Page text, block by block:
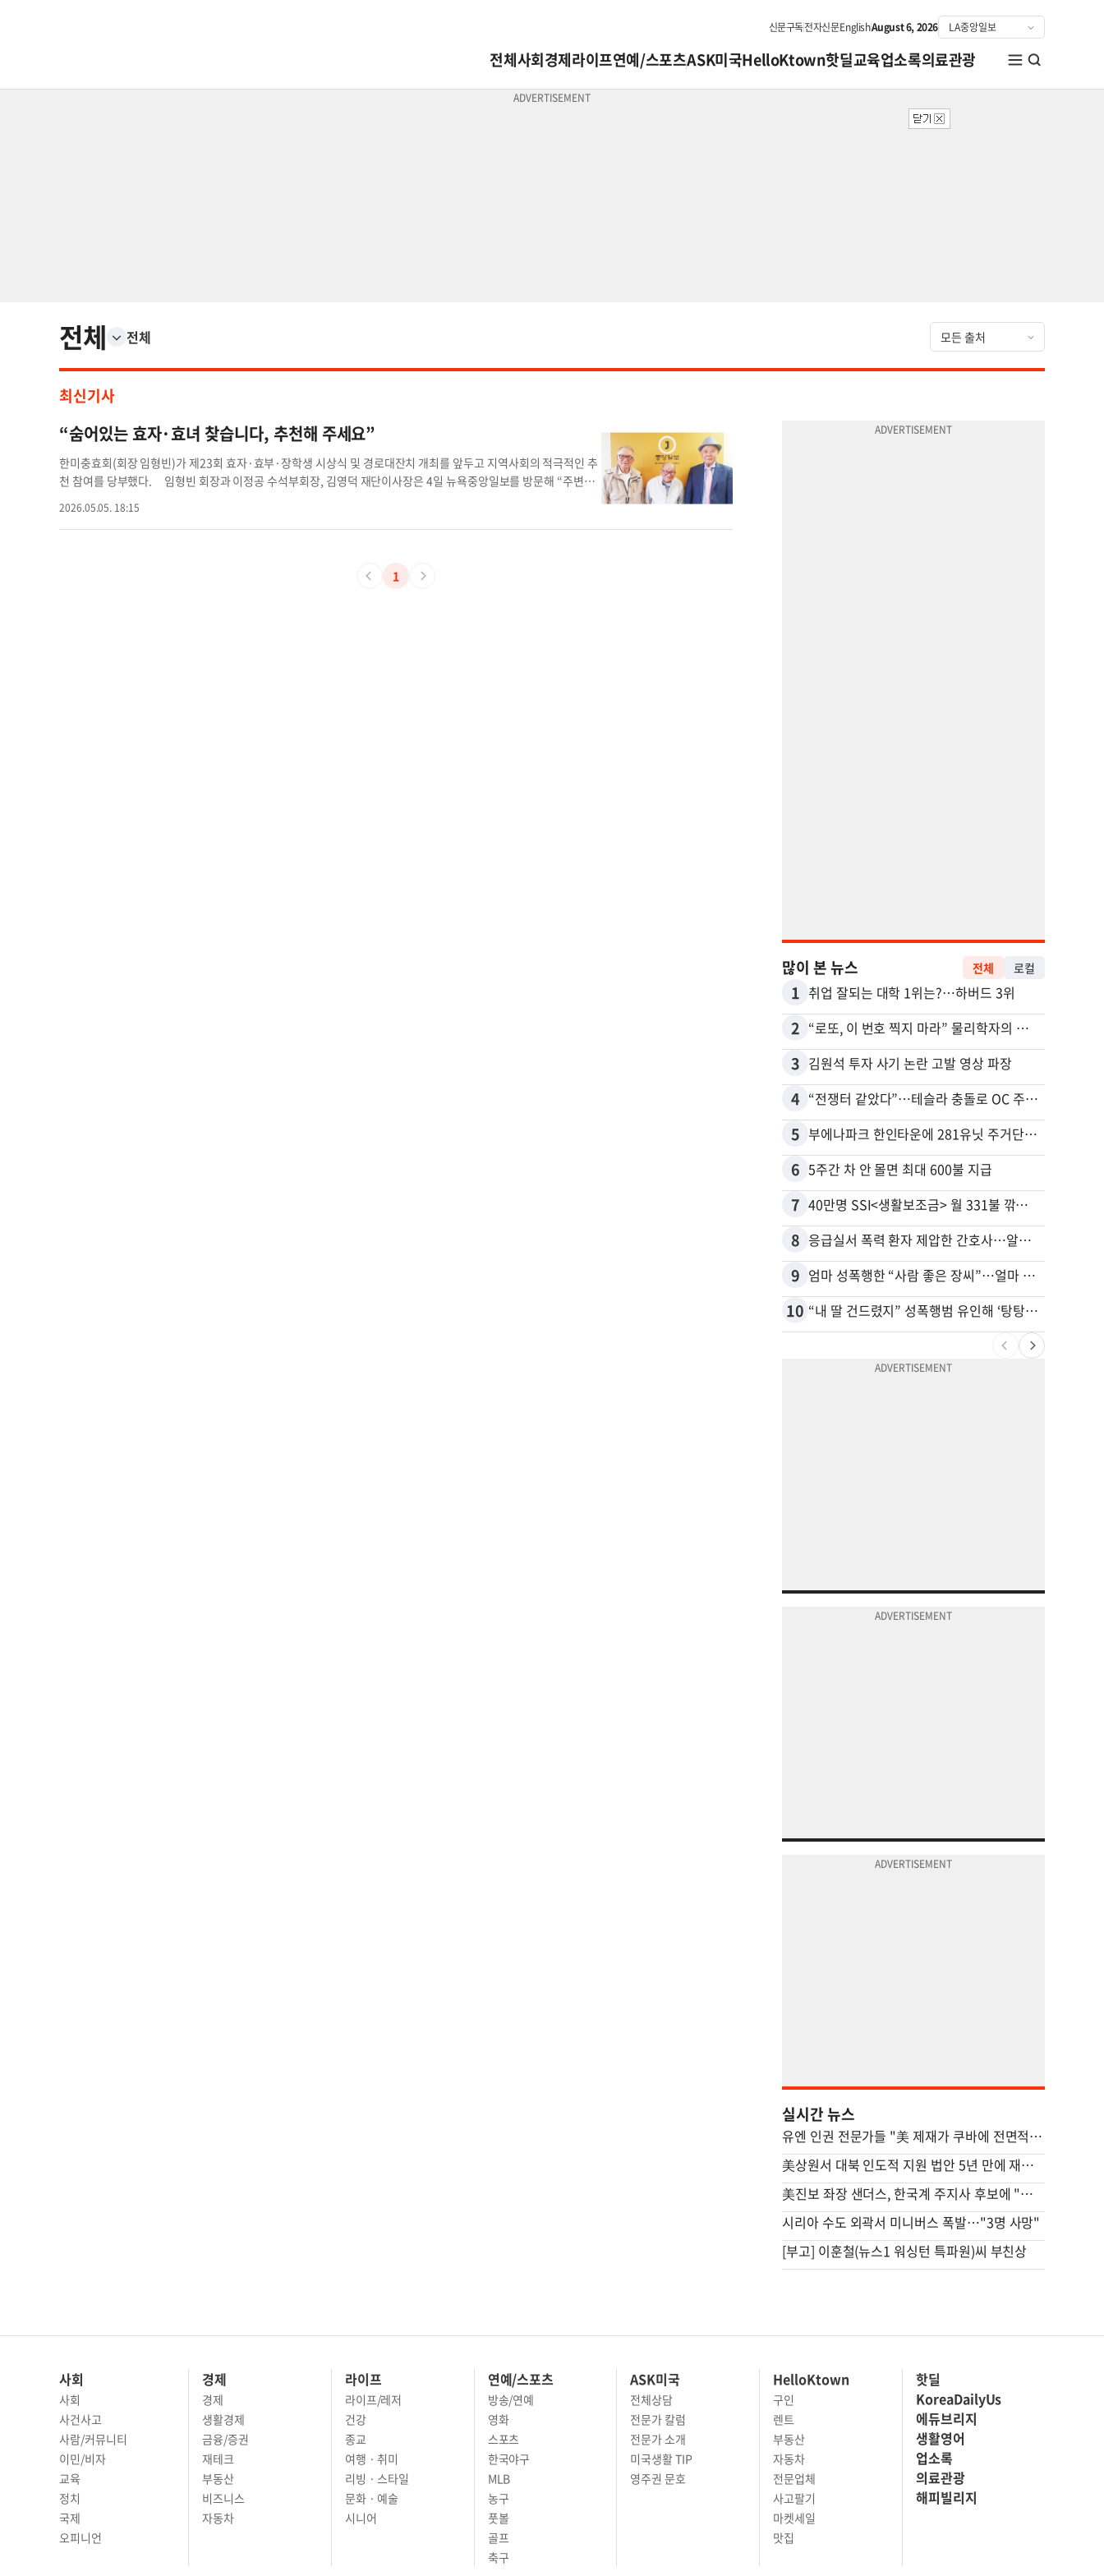
신문구독전자신문EnglishAugust 6, 2026
전체사회경제라이프연예/스포츠ASK미국HelloKtown핫딜교육업소록의료관광
전체 전체
최신기사
“숨어있는 효자·효녀 찾습니다, 추천해 주세요”
한미충효회(회장 임형빈)가 제23회 효자·효부·장학생 시상식 및 경로대잔치 개최를 앞두고 지역사회의 적극적인 추
천 참여를 당부했다. 임형빈 회장과 이정공 수석부회장, 김영덕 재단이사장은 4일 뉴욕중앙일보를 방문해 “주변에
장수상과 효부상 후보자 접수가 이미 완료됐으며, 현재는 효자·효녀 부문 추천을 집중적으로 받고 있다. 추천 대상
은 부모를 정성껏 모시며 타인의 귀감이 되는 인물로, 한인 사회에 따뜻한 감동을 전할 수 있는 사례라면 누구나 추천
제23회 행사는 오는 16일(토) 오전 11시 퀸즈 코리아빌리지 디모스연회장에서 열리며, 1부 시상식과 2부 중식, 3부
공연 및 장수무대 등으로 진행될 예정이다. 특히 올해 행사는 지역 어르신들과 한인 동포들을 위한 축제 형식으로 꾸
2026.05.05. 18:15
1
많이 본 뉴스 전체 로컬
1 취업 잘되는 대학 1위는?…하버드 3위
2 “로또, 이 번호 찍지 마라” 물리학자의 당첨금 높이는 비밀
3 김원석 투자 사기 논란 고발 영상 파장
4 “전쟁터 같았다”…테슬라 충돌로 OC 주택 4채 파손
5 부에나파크 한인타운에 281유닛 주거단지 들어선다
6 5주간 차 안 몰면 최대 600불 지급
7 40만명 SSI<생활보조금> 월 331불 깎이나
8 응급실서 폭력 환자 제압한 간호사…알고 보니
9 엄마 성폭행한 “사람 좋은 장씨”…얼마 뒤 딸 배도 불러왔다
10 “내 딸 건드렸지” 성폭행범 유인해 ‘탕탕’…아빠의 복수 결말
실시간 뉴스
유엔 인권 전문가들 "美 제재가 쿠바에 전면적 위기 초래"
美상원서 대북 인도적 지원 법안 5년 만에 재발의
美진보 좌장 샌더스, 한국계 주지사 후보에 "공개지지 않겠다"
시리아 수도 외곽서 미니버스 폭발…"3명 사망"
[부고] 이훈철(뉴스1 워싱턴 특파원)씨 부친상
사회
사회
사건사고
사람/커뮤니티
이민/비자
교육
정치
국제
오피니언
경제
경제
생활경제
금융/증권
재테크
부동산
비즈니스
자동차
라이프
라이프/레저
건강
종교
여행 · 취미
리빙 · 스타일
문화 · 예술
시니어
연예/스포츠
방송/연예
영화
스포츠
한국야구
MLB
농구
풋볼
골프
축구
ASK미국
전체상담
전문가 칼럼
전문가 소개
미국생활 TIP
영주권 문호
HelloKtown
구인
렌트
부동산
자동차
전문업체
사고팔기
마켓세일
맛집
핫딜
KoreaDailyUs
에듀브리지
생활영어
업소록
의료관광
해피빌리지